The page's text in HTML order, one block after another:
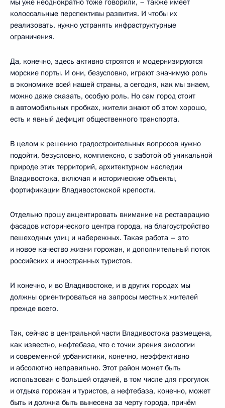
колоссальные перспективы развития. И чтобы их
реализовать, нужно устранять инфраструктурные
ограничения.
Да, конечно, здесь активно строятся и модернизируются
морские порты. И они, безусловно, играют значимую роль
в экономике всей нашей страны, а сегодня, как мы знаем,
можно даже сказать, особую роль. Но сам город стоит
в автомобильных пробках, жители знают об этом хорошо,
есть и явный дефицит общественного транспорта.
В целом к решению градостроительных вопросов нужно
подойти, безусловно, комплексно, с заботой об уникальной
природе этих территорий, архитектурном наследии
Владивостока, включая и исторические объекты,
фортификации Владивостокской крепости.
Отдельно прошу акцентировать внимание на реставрацию
фасадов исторического центра города, на благоустройство
пешеходных улиц и набережных. Такая работа – это
и новое качество жизни горожан, и дополнительный поток
российских и иностранных туристов.
И конечно, и во Владивостоке, и в других городах мы
должны ориентироваться на запросы местных жителей
прежде всего.
Так, сейчас в центральной части Владивостока размещена,
как известно, нефтебаза, что с точки зрения экологии
и современной урбанистики, конечно, неэффективно
и абсолютно неправильно. Этот район может быть
использован с большей отдачей, в том числе для прогулок
и отдыха горожан и туристов, а нефтебаза, конечно, может
быть и должна быть вынесена за черту города, причём